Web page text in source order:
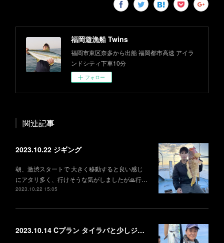
福岡遊漁船 Twins
福岡市東区奈多から出船 福岡都市高速 アイラ
ンドシティ下車10分
フォロー
関連記事
2023.10.22 ジギング
朝、激渋スタートで 大きく移動すると良い感じ
にアタリ多く、行けそうな気がしましたが🙏行…
2023.10.22 15:05
2023.10.14 Cプラン タイラバと少しジギング